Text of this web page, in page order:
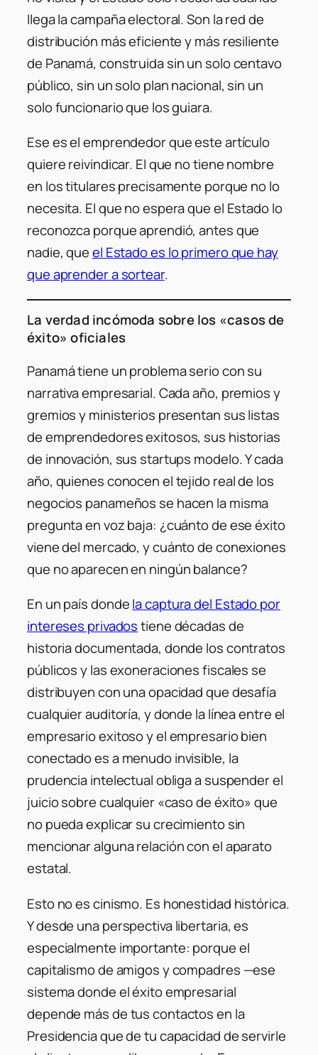
llega la campaña electoral. Son la red de
distribución más eficiente y más resiliente
de Panamá, construida sin un solo centavo
público, sin un solo plan nacional, sin un
solo funcionario que los guiara.
Ese es el emprendedor que este artículo
quiere reivindicar. El que no tiene nombre
en los titulares precisamente porque no lo
necesita. El que no espera que el Estado lo
reconozca porque aprendió, antes que
nadie, queel Estado es lo primero que hay
que aprender a sortear.
La verdad incómoda sobre los «casos de
éxito» oficiales
Panamá tiene un problema serio con su
narrativa empresarial. Cada año, premios y
gremios y ministerios presentan sus listas
de emprendedores exitosos, sus historias
de innovación, sus startups modelo. Y cada
año, quienes conocen el tejido real de los
negocios panameños se hacen la misma
pregunta en voz baja: ¿cuánto de ese éxito
viene del mercado, y cuánto de conexiones
que no aparecen en ningún balance?
En un país dondela captura del Estado por
intereses privadostiene décadas de
historia documentada, donde los contratos
públicos y las exoneraciones fiscales se
distribuyen con una opacidad que desafía
cualquier auditoría, y donde la línea entre el
empresario exitoso y el empresario bien
conectado es a menudo invisible, la
prudencia intelectual obliga a suspender el
juicio sobre cualquier «caso de éxito» que
no pueda explicar su crecimiento sin
mencionar alguna relación con el aparato
estatal.
Esto no es cinismo. Es honestidad histórica.
Y desde una perspectiva libertaria, es
especialmente importante: porque el
capitalismo de amigos y compadres —ese
sistema donde el éxito empresarial
depende más de tus contactos en la
Presidencia que de tu capacidad de servirle